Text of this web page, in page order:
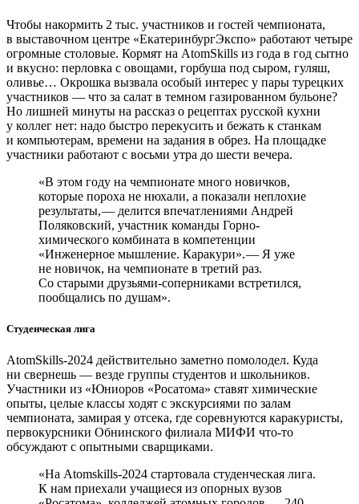
Чтобы накормить 2 тыс. участников и гостей чемпионата,
в выставочном центре «Екатеринбург­Экспо» работают четыре
огромные столовые. Кормят на AtomSkills из года в год сытно
и вкусно: перловка с овощами, горбуша под сыром, гуляш,
оливье… Окрошка вызвала особый интерес у пары турецких
участников — ​что за салат в темном газированном бульоне?
Но лишней минуты на рассказ о рецептах русской кухни
у коллег нет: надо быстро перекусить и бежать к станкам
и компьютерам, времени на задания в обрез. На площадке
участники работают с восьми утра до шести вечера.
«В этом году на чемпионате много новичков,
которые пороха не нюхали, а показали неплохие
результаты, — ​делится впечатлениями Андрей
Поляковский, участник команды Горно-
химического комбината в компетенции
«Инженерное мышление. Каракури». — ​Я уже
не новичок, на чемпионате в третий раз.
Со старыми друзьями-соперниками встретился,
пообщались по душам».
Студенческая лига
AtomSkills‑2024 действительно заметно помолодел. Куда
ни свернешь — ​везде группы студентов и школьников.
Участники из «Юниоров «Росатома» ставят химические
опыты, целые классы ходят с экскурсиями по залам
чемпионата, замирая у отсека, где соревнуются каракуристы,
первокурсники Обнинского филиала МИФИ что-то
обсуждают с опытными сварщиками.
«На Atomskills-2024 стартовала студенческая лига.
К нам приехали учащиеся из опорных вузов